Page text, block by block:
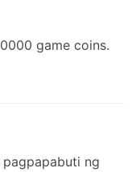
game coins.
pagpapabuti ng